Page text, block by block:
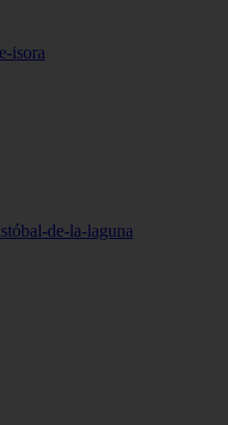
isora
de-la-laguna